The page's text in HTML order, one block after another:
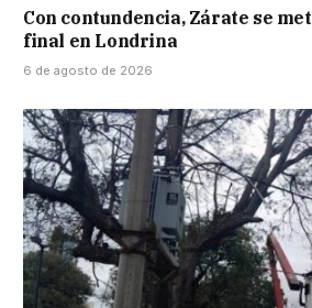
Con contundencia, Zárate se
final en Londrina
6 de agosto de 2026